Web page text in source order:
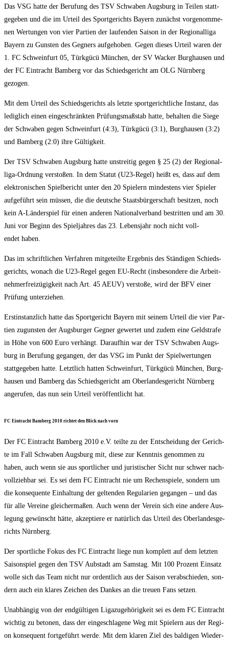
Das VSG hat­te der Beru­fung des TSV Schwa­ben Augs­burg in Tei­len statt­
ge­ge­ben und die im Urteil des Sport­ge­richts Bay­ern zunächst vor­ge­nom­me­
nen Wer­tun­gen von vier Par­tien der lau­fen­den Sai­son in der Regio­nal­li­ga
Bay­ern zu Guns­ten des Geg­ners auf­ge­ho­ben. Gegen die­ses Urteil waren der
1. FC Schwein­furt 05, Türk­gücü Mün­chen, der SV Wacker Burg­hau­sen und
der FC Ein­tracht Bam­berg vor das Schieds­ge­richt am OLG Nürn­berg
gezogen.
Mit dem Urteil des Schieds­ge­richts als letz­te sport­ge­richt­li­che Instanz, das
ledig­lich einen ein­ge­schränk­ten Prü­fungs­maß­stab hat­te, behal­ten die Sie­ge
der Schwa­ben gegen Schwein­furt (4:3), Türk­gücü (3:1), Burg­hau­sen (3:2)
und Bam­berg (2:0) ihre Gültigkeit.
Der TSV Schwa­ben Augs­burg hat­te unstrei­tig gegen § 25 (2) der Regio­nal­
li­ga-Ord­nung ver­sto­ßen. In dem Sta­tut (U23-Regel) heißt es, dass auf dem
elek­tro­ni­schen Spiel­be­richt unter den 20 Spie­lern min­des­tens vier Spie­ler
auf­ge­führt sein müs­sen, die die deut­sche Staats­bür­ger­schaft besit­zen, noch
kein A‑Länderspiel für einen ande­ren Natio­nal­ver­band bestrit­ten und am 30.
Juni vor Beginn des Spiel­jah­res das 23. Lebens­jahr noch nicht voll­
endet haben.
Das im schrift­li­chen Ver­fah­ren mit­ge­teil­te Ergeb­nis des Stän­di­gen Schieds­
ge­richts, wonach die U23-Regel gegen EU-Recht (ins­be­son­de­re die Arbeit­
neh­mer­frei­zü­gig­keit nach Art. 45 AEUV) ver­sto­ße, wird der BFV einer
Prü­fung unterziehen.
Erst­in­stanz­lich hat­te das Sport­ge­richt Bay­ern mit sei­nem Urteil die vier Par­
tien zuguns­ten der Augs­bur­ger Geg­ner gewer­tet und zudem eine Geld­stra­fe
in Höhe von 600 Euro ver­hängt. Dar­auf­hin war der TSV Schwa­ben Augs­
burg in Beru­fung gegan­gen, der das VSG im Punkt der Spiel­wer­tun­gen
statt­ge­ge­ben hat­te. Letzt­lich hat­ten Schwein­furt, Türk­gücü Mün­chen, Burg­
hau­sen und Bam­berg das Schieds­ge­richt am Ober­lan­des­ge­richt Nürn­berg
ange­ru­fen, das nun sein Urteil ver­öf­fent­licht hat.
FC Ein­tracht Bam­berg 2010 rich­tet den Blick nach vorn
Der FC Ein­tracht Bam­berg 2010 e.V. teil­te zu der Ent­schei­dung der Gerich­
te im Fall Schwa­ben Augs­burg mit, die­se zur Kennt­nis genom­men zu
haben, auch wenn sie aus sport­li­cher und juris­ti­scher Sicht nur schwer nach­
voll­zieh­bar sei. Es sei dem FC Ein­tracht nie um Rechen­spie­le, son­dern um
die kon­se­quen­te Ein­hal­tung der gel­ten­den Regu­la­ri­en gegan­gen – und das
für alle Ver­ei­ne glei­cher­ma­ßen. Auch wenn der Ver­ein sich eine ande­re Aus­
le­gung gewünscht hät­te, akzep­tie­re er natür­lich das Urteil des Ober­lan­des­ge­
richts Nürnberg.
Der sport­li­che Fokus des FC Ein­tracht lie­ge nun kom­plett auf dem letz­ten
Sai­son­spiel gegen den TSV Aub­stadt am Sams­tag. Mit 100 Pro­zent Ein­satz
wol­le sich das Team nicht nur ordent­lich aus der Sai­son ver­ab­schie­den, son­
dern auch ein kla­res Zei­chen des Dan­kes an die treu­en Fans setzen.
Unab­hän­gig von der end­gül­ti­gen Liga­zu­ge­hö­rig­keit sei es dem FC Ein­tracht
wich­tig zu beto­nen, dass der ein­ge­schla­ge­ne Weg mit Spie­lern aus der Regi­
on kon­se­quent fort­ge­führt wer­de. Mit dem kla­ren Ziel des bal­di­gen Wie­der­